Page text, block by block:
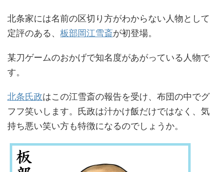
北条家には名前の区切り方がわからない人物として
定評のある、 板部岡江雪斎が初登場。
某刀ゲームのおかげで知名度があがっている人物で
す。
北条氏政はこの江雪斎の報告を受け、布団の中でグ
フフ笑いします。氏政は汁かけ飯だけではなく、気
持ち悪い笑い方も特徴になるのでしょうか。